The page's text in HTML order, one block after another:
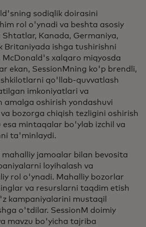
sodiqlik doirasini
rol o'ynadi va beshta asosiy
Kanada, Germaniya,
Britaniyada ishga tushirishni
xalqaro miqyosda
ekan, SessionMning ko'p brendli,
qo'llab-quvvatlash
imkoniyatlari va
amalga oshirish yondashuvi
bozorga chiqish tezligini oshirish
esa mintaqalar bo'ylab izchil va
ta'minlaydi.
mahalliy jamoalar bilan bevosita
loyihalash va
rol o'ynadi. Mahalliy bozorlar
va resurslarni taqdim etish
kampaniyalarini mustaqil
o'tdilar. SessionM doimiy
mavzu bo'yicha tajriba